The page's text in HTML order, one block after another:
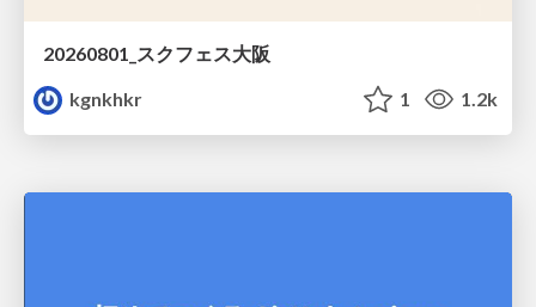
20260801_スクフェス大阪
kgnkhkr
1 1.2k